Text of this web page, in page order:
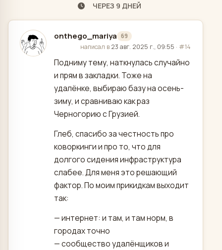
ЧЕРЕЗ 9 ДНЕЙ
onthego_mariya 69
отредактировано
написал в 23 авг. 2025 г., 09:55 · #14
Подниму тему, наткнулась случайно
и прям в закладки. Тоже на
удалёнке, выбираю базу на осень-
зиму, и сравниваю как раз
Черногорию с Грузией.
Глеб, спасибо за честность про
коворкинги и про то, что для
долгого сидения инфраструктура
слабее. Для меня это решающий
фактор. По моим прикидкам выходит
так:
— интернет: и там, и там норм, в
городах точно
— сообщество удалёнщиков и